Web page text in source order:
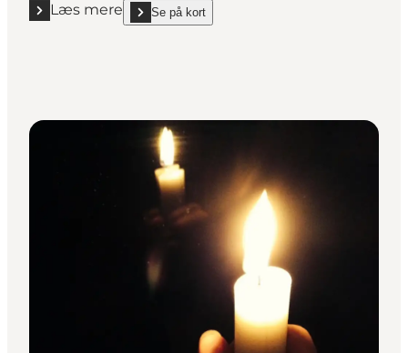
Læs mere
Læs mere "Borgerforeningens julemarked"
Se på kort
show Borgerforeningens julemarked on_map